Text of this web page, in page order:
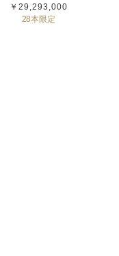
￥29,293,000
28本限定